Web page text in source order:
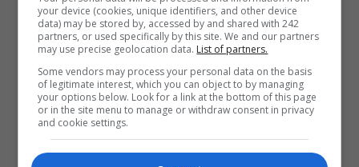
your device (cookies, unique identifiers, and other device
data) may be stored by, accessed by and shared with 242
partners, or used specifically by this site. We and our partners
may use precise geolocation data. List of partners.
Some vendors may process your personal data on the basis
of legitimate interest, which you can object to by managing
your options below. Look for a link at the bottom of this page
or in the site menu to manage or withdraw consent in privacy
and cookie settings.